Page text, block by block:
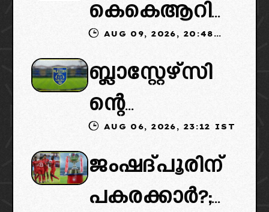
കെകെആറി
ലേക്ക്: പകരം
മുംബൈ
ആവശ്യപ്പെടു
ന്നത്
കൊൽക്കത്ത
യുടെ മികച്ച
AUG 09, 2026, 20:48
ബ്ലാസ്റ്റേഴ്സി
ന്റെ
കൈമാറ്റത്തി
ൽ ട്വിസ്റ്റ്:
പുതിയ
AUG 06, 2026, 23:12 IST
ജംഷദ്പൂരിന്
പകരക്കാർ?;